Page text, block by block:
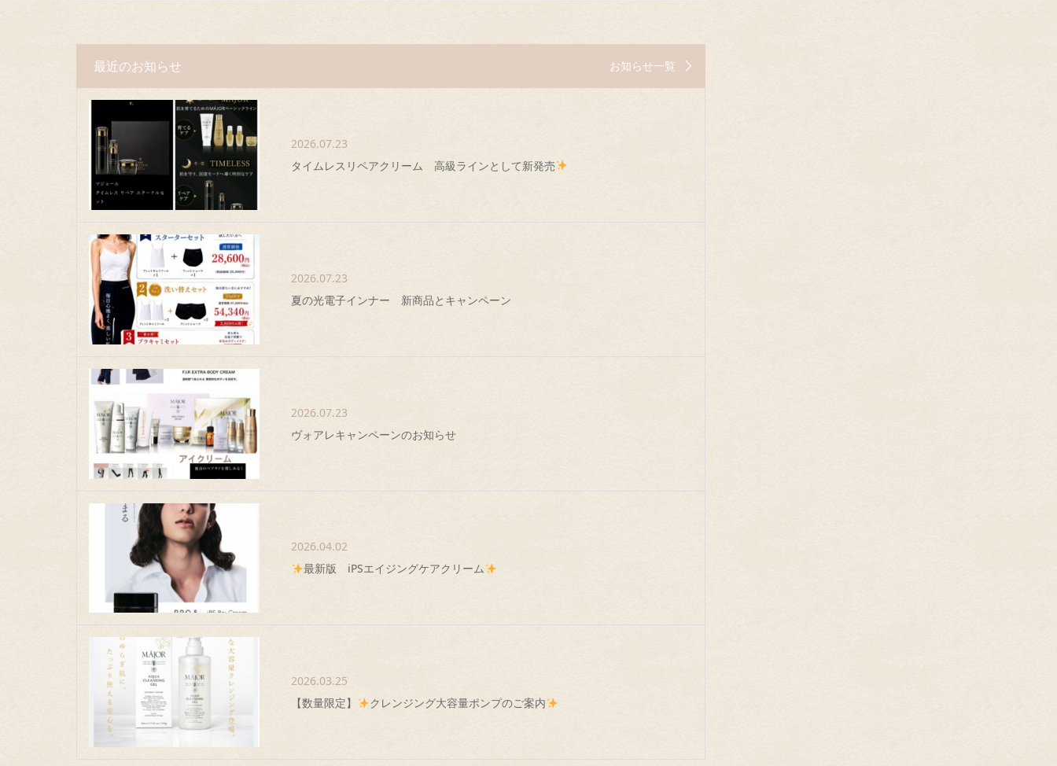
最近のお知らせ お知らせ一覧
2026.07.23
タイムレスリペアクリーム 高級ラインとして新発売
2026.07.23
夏の光電子インナー 新商品とキャンペーン
2026.07.23
ヴォアレキャンペーンのお知らせ
2026.04.02
最新版 iPSエイジングケアクリーム
2026.03.25
【数量限定】
クレンジング大容量ポンプのご案内